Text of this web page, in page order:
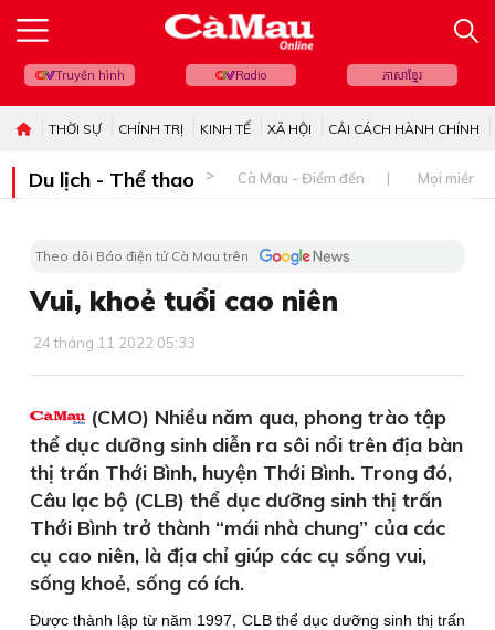
Truyền hình Radio ភាសាខ្មែរ
THỜI SỰ CHÍNH TRỊ KINH TẾ XÃ HỘI CẢI CÁCH HÀNH CHÍNH
Du lịch - Thể thao Cà Mau - Điểm đến Mọi miền
Theo dõi Báo điện tử Cà Mau trên
Vui, khoẻ tuổi cao niên
24 tháng 11 2022 05:33
(CMO) Nhiều năm qua, phong trào tập
thể dục dưỡng sinh diễn ra sôi nổi trên địa bàn
thị trấn Thới Bình, huyện Thới Bình. Trong đó,
Câu lạc bộ (CLB) thể dục dưỡng sinh thị trấn
Thới Bình trở thành “mái nhà chung” của các
cụ cao niên, là địa chỉ giúp các cụ sống vui,
sống khoẻ, sống có ích.
Được thành lập từ năm 1997, CLB thể dục dưỡng sinh thị trấn